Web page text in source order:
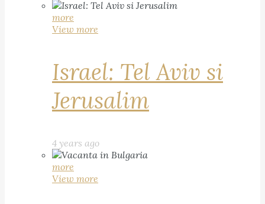
more
View more
Israel: Tel Aviv si
Jerusalim
4 years ago
more
View more